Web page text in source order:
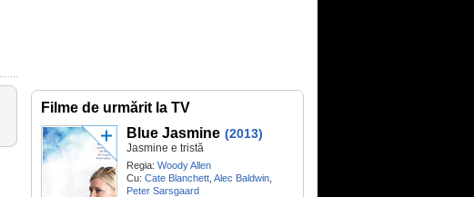
Filme de urmărit la TV
Blue Jasmine (2013)
Jasmine e tristă
Regia: Woody Allen
Cu: Cate Blanchett Alec Baldwin
Peter Sarsgaard